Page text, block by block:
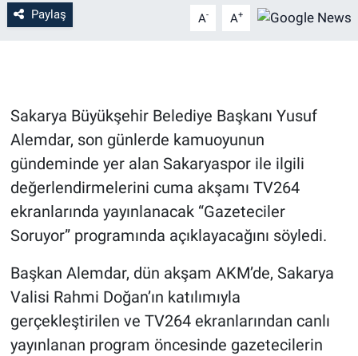
Paylaş A- A+
Sakarya Büyükşehir Belediye Başkanı Yusuf
Alemdar, son günlerde kamuoyunun
gündeminde yer alan Sakaryaspor ile ilgili
değerlendirmelerini cuma akşamı TV264
ekranlarında yayınlanacak “Gazeteciler
Soruyor” programında açıklayacağını söyledi.
Başkan Alemdar, dün akşam AKM’de, Sakarya
Valisi Rahmi Doğan’ın katılımıyla
gerçekleştirilen ve TV264 ekranlarından canlı
yayınlanan program öncesinde gazetecilerin